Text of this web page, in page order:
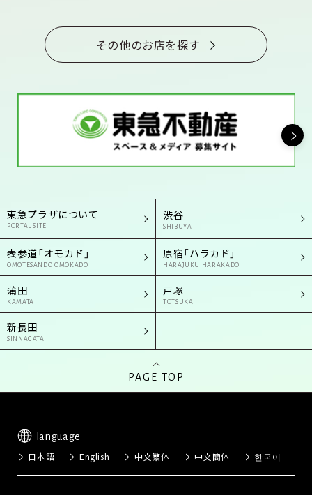
その他のお店を探す
東急プラザについて
PORTAL SITE
渋谷
SHIBUYA
表参道「オモカド」
OMOTESANDO OMOKADO
原宿「ハラカド」
HARAJUKU HARAKADO
蒲田
KAMATA
戸塚
TOTSUKA
新長田
SINNAGATA
PAGE TOP
language
日本語 English 中文繁体 中文簡体 한국어